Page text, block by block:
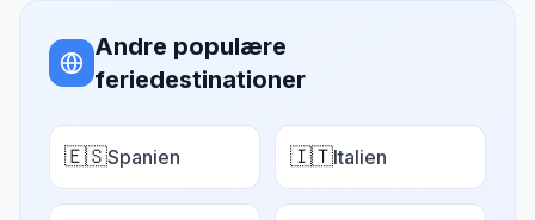
Andre populære
feriedestinationer
🇪🇸Spanien 🇮🇹Italien